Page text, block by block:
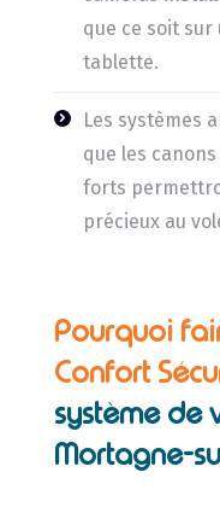
que ce soit sur
tablette.
Les systèmes
que les
forts
précieux au
Pourquoi
Confort
système de
Mortagne-